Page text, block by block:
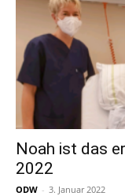
Noah ist das
2022
ODW - 3. Januar 2022